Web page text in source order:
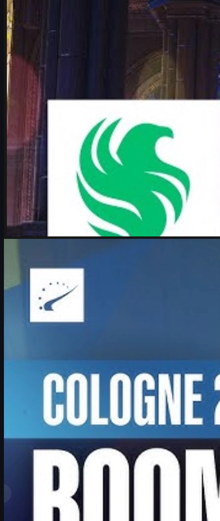
Falcons vs Vitality : analyse CS2 du choc des
playoffs
Analyse complète du duel Falcons vs Vitality aux playoffs du
Major IEM Cologne 2026 : contexte, cartes, joueurs clés,
pronostic et impact sur la scène CS2.
juin 17, 2026
Michael
Johnson
Counter-Strike 2juin 17, 2026
Boombl4 : Counter-Strike, sa vie et son retour au
sommet
Boombl4 raconte son retour en Major, son rôle de leader chez
BetBoom, ses émotions à Cologne et sa vision de l’avenir sur
Counter-Strike 2.
parDavid William
Voir plus
Meilleurs classements